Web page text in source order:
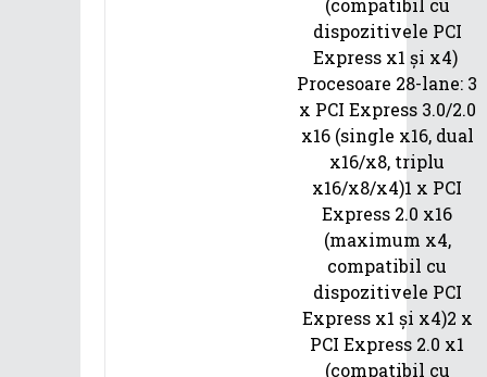
(compatibil cu
dispozitivele PCI
Express x1 și x4)
Procesoare 28-lane: 3
x PCI Express 3.0/2.0
x16 (single x16, dual
x16/x8, triplu
x16/x8/x4)1 x PCI
Express 2.0 x16
(maximum x4,
compatibil cu
dispozitivele PCI
Express x1 și x4)2 x
PCI Express 2.0 x1
(compatibil cu